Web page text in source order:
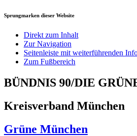
Sprungmarken dieser Website
Direkt zum Inhalt
Zur Navigation
Seitenleiste mit weiterführenden
Zum Fußbereich
BÜNDNIS 90/DIE
Kreisverband München
Grüne München